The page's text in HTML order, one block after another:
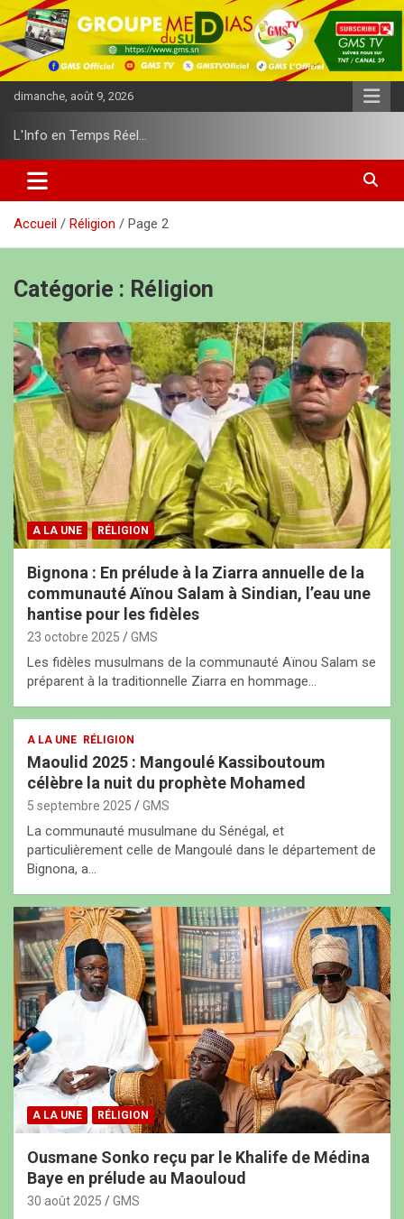
l
l
e
r
o
t
dimanche, août 9, 2026
L'Info en Temps Réel…
Accueil Réligion Page 2
Catégorie : Réligion
A LA UNE RÉLIGION
Bignona : En prélude à la Ziarra annuelle de la
communauté Aïnou Salam à Sindian, l’eau une
hantise pour les fidèles
23 octobre 2025 GMS
Les fidèles musulmans de la communauté Aïnou Salam se
préparent à la traditionnelle Ziarra en hommage…
A LA UNE RÉLIGION
Maoulid 2025 : Mangoulé Kassiboutoum
célèbre la nuit du prophète Mohamed
5 septembre 2025 GMS
La communauté musulmane du Sénégal, et
particulièrement celle de Mangoulé dans le département de
Bignona, a…
A LA UNE RÉLIGION
Ousmane Sonko reçu par le Khalife de Médina
Baye en prélude au Maouloud
30 août 2025 GMS